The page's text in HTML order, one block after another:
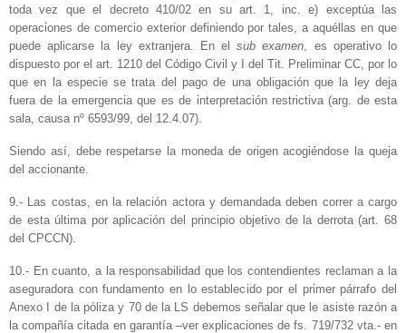
toda vez que el decreto 410/02 en su art. 1, inc. e) exceptúa las
operaciones de comercio exterior definiendo por tales, a aquéllas en que
puede aplicarse la ley extranjera. En elsub examen, es operativo lo
dispuesto por el art. 1210 del Código Civil y I del Tit. Preliminar CC, por lo
que en la especie se trata del pago de una obligación que la ley deja
fuera de la emergencia que es de interpretación restrictiva (arg. de esta
sala, causa nº 6593/99, del 12.4.07).
Siendo así, debe respetarse la moneda de origen acogiéndose la queja
del accionante.
9.- Las costas, en la relación actora y demandada deben correr a cargo
de esta última por aplicación del principio objetivo de la derrota (art. 68
del CPCCN).
10.- En cuanto, a la responsabilidad que los contendientes reclaman a la
aseguradora con fundamento en lo establecido por el primer párrafo del
Anexo I de la póliza y 70 de la LS debemos señalar que le asiste razón a
la compañía citada en garantía –ver explicaciones de fs. 719/732 vta.- en